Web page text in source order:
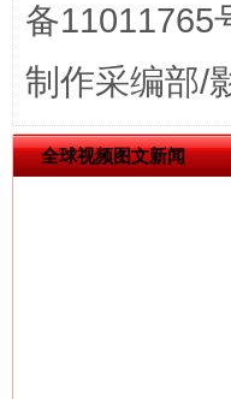
备11011765
制作采编部/
全球视频图文新闻